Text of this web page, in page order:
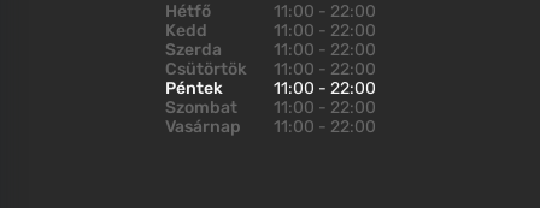
Hétfő
11:00 - 22:00
Kedd
11:00 - 22:00
Szerda
11:00 - 22:00
Csütörtök
11:00 - 22:00
Péntek
11:00 - 22:00
Szombat
11:00 - 22:00
Vasárnap
11:00 - 22:00